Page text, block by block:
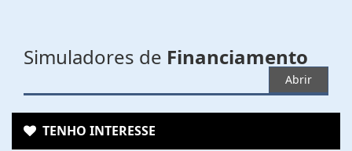
Simuladores de Financiamento
Abrir
TENHO INTERESSE